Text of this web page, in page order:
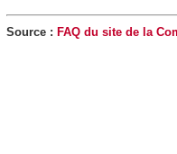
Source : FAQ du site de la